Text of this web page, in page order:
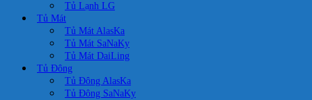
Tủ Lạnh LG
Tủ Mát
Tủ Mát AlasKa
Tủ Mát SaNaKy
Tủ Mát DaiLing
Tủ Đông
Tủ Đông AlasKa
Tủ Đông SaNaKy